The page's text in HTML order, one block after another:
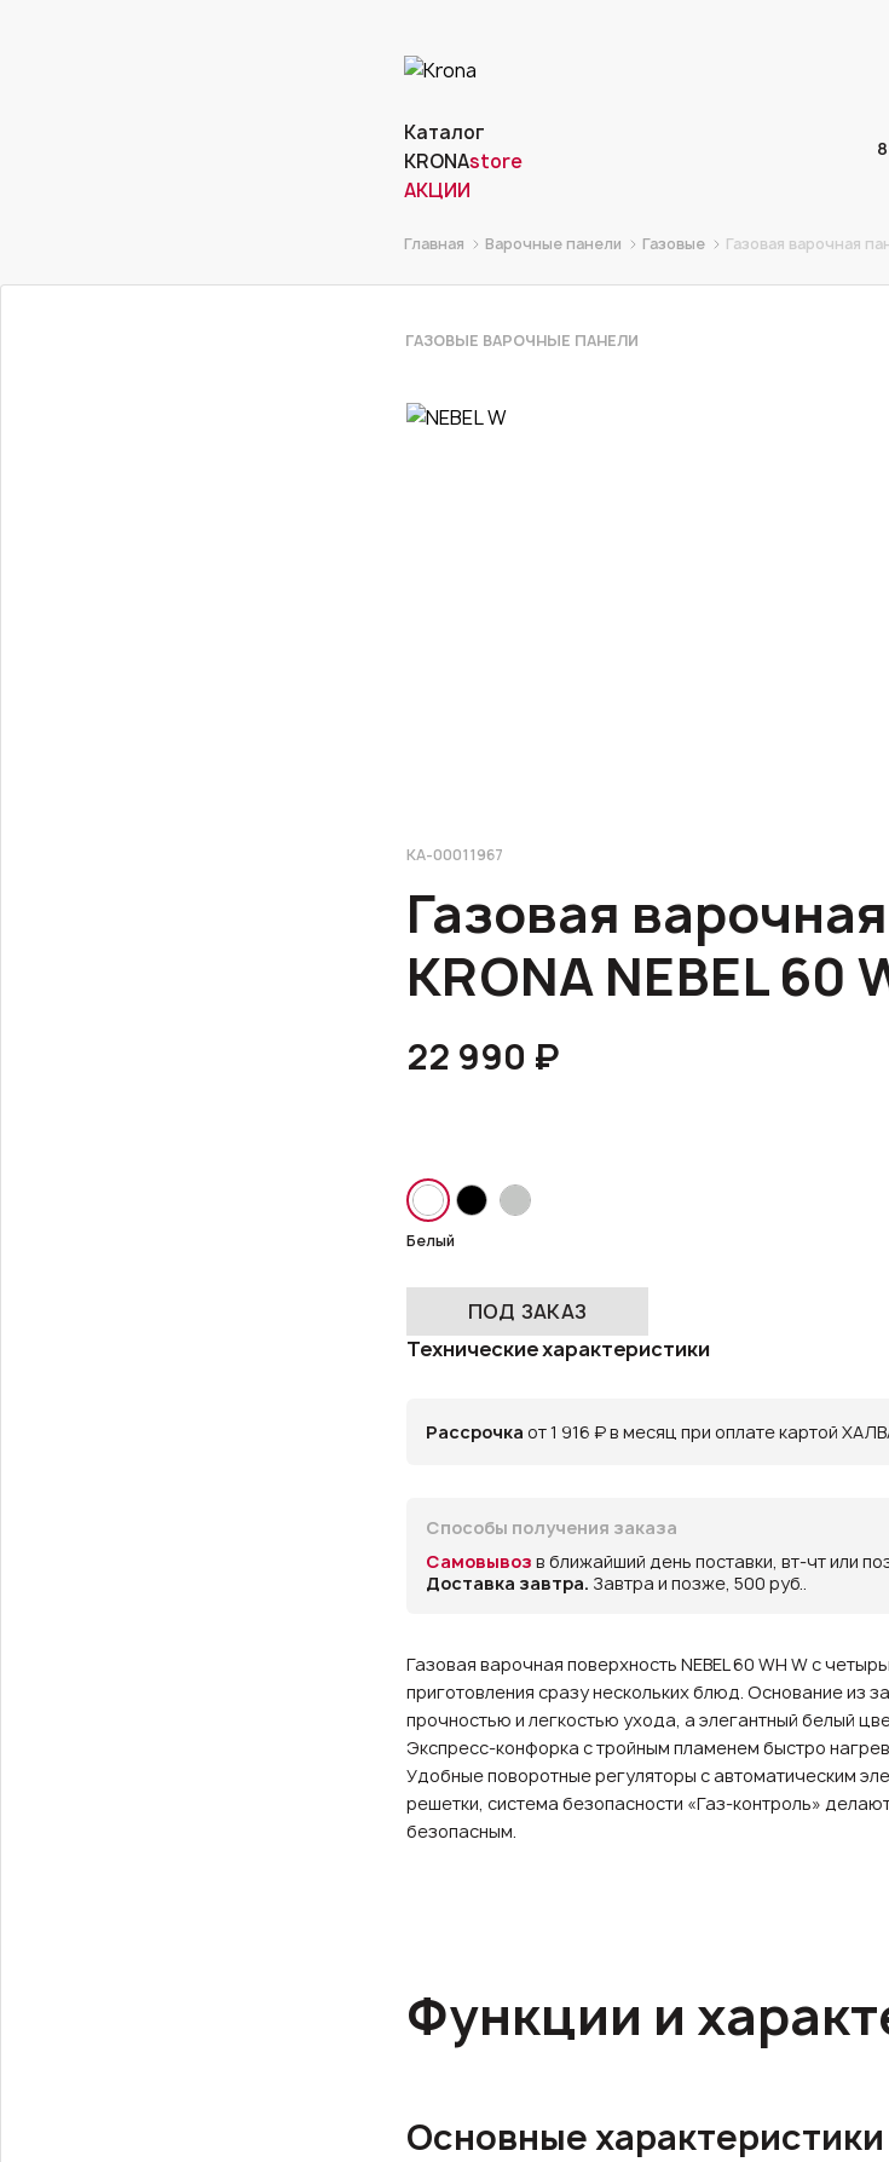
Каталог
KRONAstore
АКЦИИ
Главная Варочные панели Газовые Газовая варочная
ГАЗОВЫЕ ВАРОЧНЫЕ ПАНЕЛИ
КА-00011967
Газовая
KRONA NEBEL 60
22 990 ₽
Белый
ПОД ЗАКАЗ
Технические характеристики
Рассрочка от 1 916 ₽ в месяц при оплате картой
Способы получения заказа
Самовывоз в ближайший день поставки, вт-чт или
Доставка завтра. Завтра и позже, 500 руб..
Газовая варочная поверхность NEBEL 60 WH W с
приготовления сразу нескольких блюд. Основание из
прочностью и легкостью ухода, а элегантный белый
Экспресс-конфорка с тройным пламенем быстро
Удобные поворотные регуляторы с автоматическим
решетки, система безопасности «Газ-контроль»
безопасным.
Функции и
Основные характеристики